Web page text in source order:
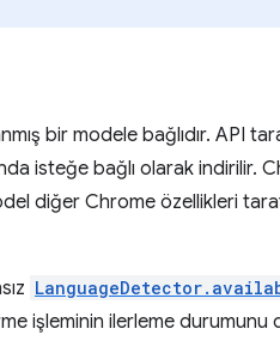
bir modele bağlıdır. API
isteğe bağlı olarak indirilir.
diğer Chrome özellikleri
işleminin ilerleme durumunu